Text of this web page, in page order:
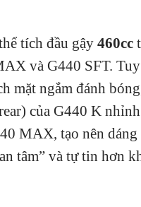
tích đầu gậy 460cc
và G440 SFT.
mặt ngắm đánh
của G440 K
MAX, tạo nên dáng
tâm” và tự tin hơn